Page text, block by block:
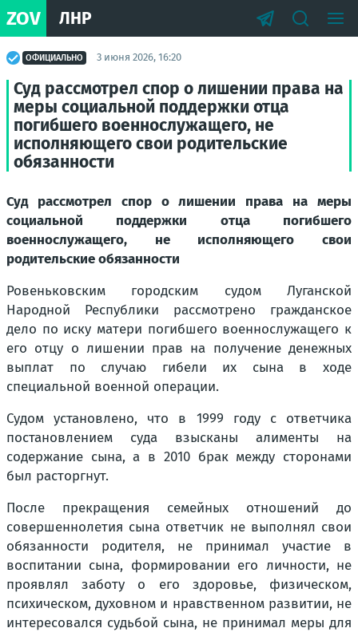
ZOV ЛНР
ОФИЦИАЛЬНО 3 июня 2026, 16:20
Суд рассмотрел спор о лишении права на
меры социальной поддержки отца
погибшего военнослужащего, не
исполняющего свои родительские
обязанности
Суд рассмотрел спор о лишении права на меры
социальной поддержки отца погибшего
военнослужащего, не исполняющего свои
родительские обязанности
Ровеньковским городским судом Луганской
Народной Республики рассмотрено гражданское
дело по иску матери погибшего военнослужащего к
его отцу о лишении прав на получение денежных
выплат по случаю гибели их сына в ходе
специальной военной операции.
Судом установлено, что в 1999 году с ответчика
постановлением суда взысканы алименты на
содержание сына, а в 2010 брак между сторонами
был расторгнут.
После прекращения семейных отношений до
совершеннолетия сына ответчик не выполнял свои
обязанности родителя, не принимал участие в
воспитании сына, формировании его личности, не
проявлял заботу о его здоровье, физическом,
психическом, духовном и нравственном развитии, не
интересовался судьбой сына, не принимал меры для